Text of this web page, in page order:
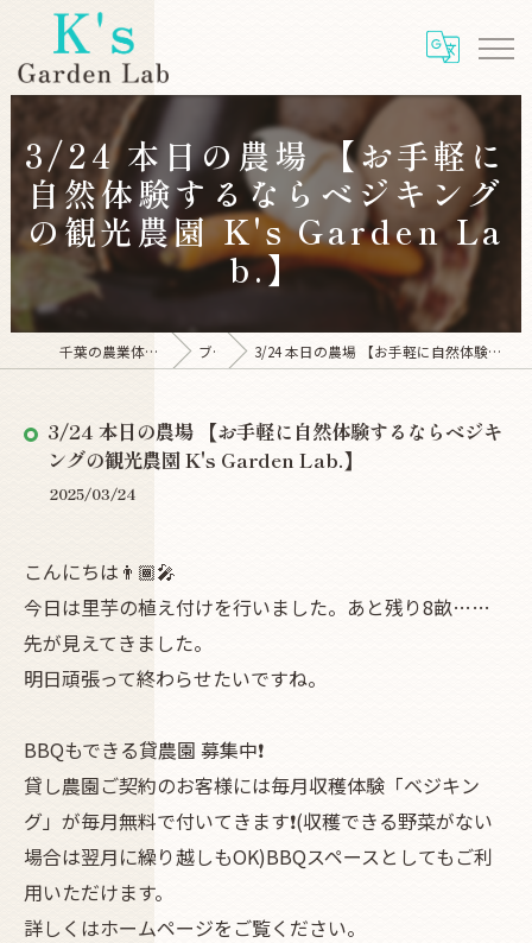
3/24 本日の農場 【お手軽に
自然体験するならベジキング
の観光農園 K's Garden La
b.】
千葉の農業体験ならK's Garden Lab ブログ 3/24 本日の農場 【お手軽に自然体験するならベジキングの観光農園 K's Garden Lab.】
3/24 本日の農場 【お手軽に自然体験するならベジキ
ングの観光農園 K's Garden Lab.】
2025/03/24
こんにちは👨🏾‍🎤
今日は里芋の植え付けを行いました。あと残り8畝……
先が見えてきました。
明日頑張って終わらせたいですね。
BBQもできる貸農園 募集中❗
貸し農園ご契約のお客様には毎月収穫体験「ベジキン
グ」が毎月無料で付いてきます❗(収穫できる野菜がない
場合は翌月に繰り越しもOK)BBQスペースとしてもご利
用いただけます。
詳しくはホームページをご覧ください。